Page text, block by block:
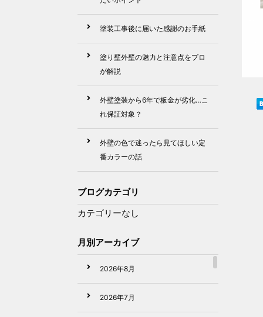
塗装工事後に届いた感謝のお手紙
塗り壁外壁の魅力と注意点をプロ
が解説
外壁塗装から6年で板金が劣化…こ
れ保証対象？
外壁の色で迷ったら見てほしい定
番カラーの話
ブログカテゴリ
カテゴリーなし
月別アーカイブ
2026年8月
2026年7月